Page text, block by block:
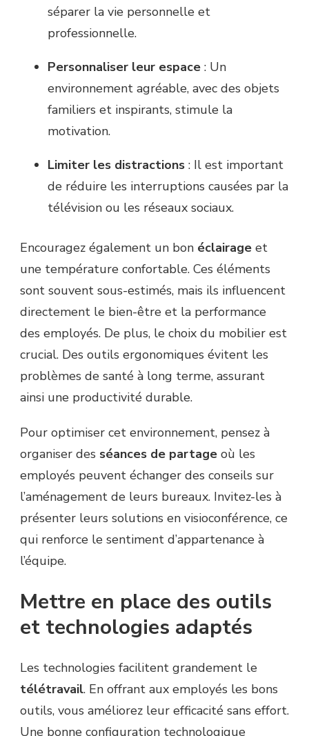
séparer la vie personnelle et
professionnelle.
Personnaliser leur espace : Un
environnement agréable, avec des objets
familiers et inspirants, stimule la
motivation.
Limiter les distractions : Il est important
de réduire les interruptions causées par la
télévision ou les réseaux sociaux.
Encouragez également un bon éclairage et
une température confortable. Ces éléments
sont souvent sous-estimés, mais ils influencent
directement le bien-être et la performance
des employés. De plus, le choix du mobilier est
crucial. Des outils ergonomiques évitent les
problèmes de santé à long terme, assurant
ainsi une productivité durable.
Pour optimiser cet environnement, pensez à
organiser des séances de partage où les
employés peuvent échanger des conseils sur
l’aménagement de leurs bureaux. Invitez-les à
présenter leurs solutions en visioconférence, ce
qui renforce le sentiment d’appartenance à
l’équipe.
Mettre en place des outils
et technologies adaptés
Les technologies facilitent grandement le
télétravail. En offrant aux employés les bons
outils, vous améliorez leur efficacité sans effort.
Une bonne configuration technologique